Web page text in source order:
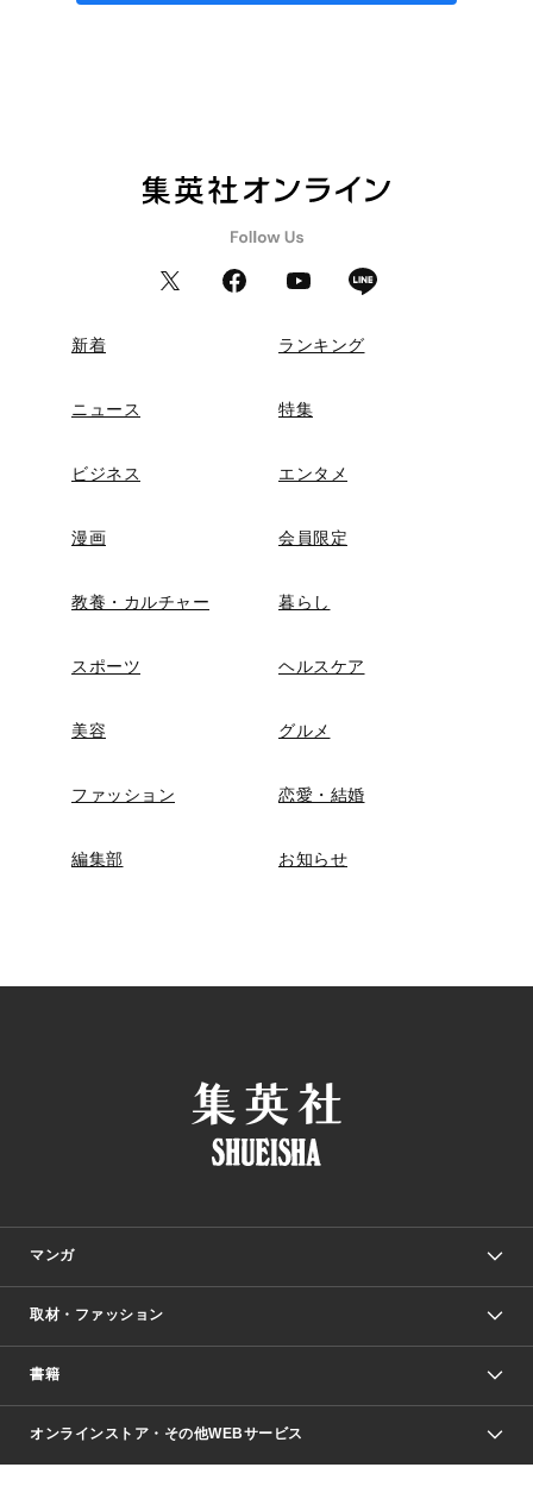
新着 ランキング
ニュース 特集
ビジネス エンタメ
漫画 会員限定
教養・カルチャー 暮らし
スポーツ ヘルスケア
美容 グルメ
ファッション 恋愛・結婚
編集部 お知らせ
マンガ
少年マンガ
Vジャンプ
週刊ヤングジャンプ
少女マンガ
取材・ファッション
Seventeen
芸能・情報・スポーツ
書籍
文芸・文庫・総合
オンラインストア・その他WEBサービス